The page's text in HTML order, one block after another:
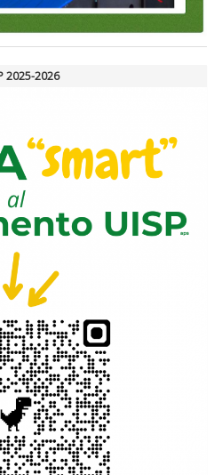
traccia il bilancio della stagione
2025-2026